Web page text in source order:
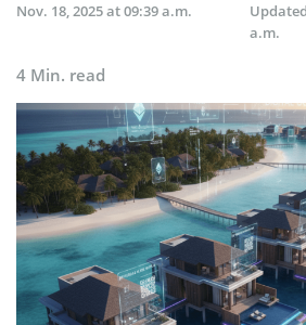
Nov. 18, 2025 at 09:39 a.m.
Updated
a.m.
4 Min. read